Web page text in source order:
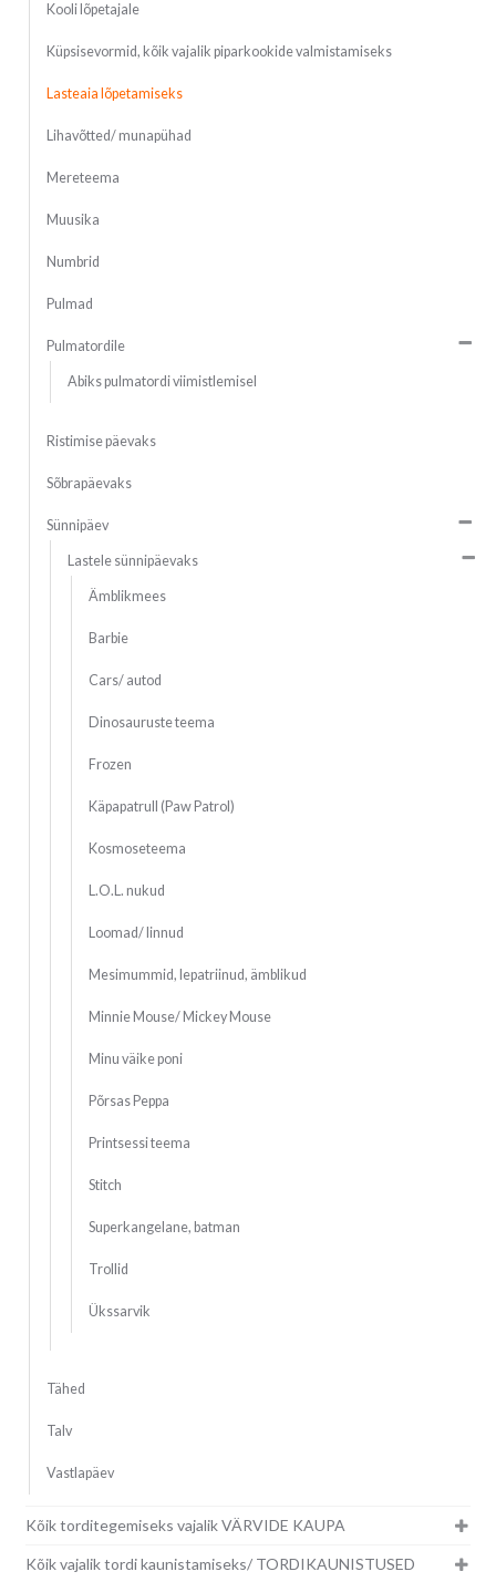
Kooli lõpetajale
Küpsisevormid, kõik vajalik piparkookide valmistamiseks
Lasteaia lõpetamiseks
Lihavõtted/ munapühad
Mereteema
Muusika
Numbrid
Pulmad
Pulmatordile
Abiks pulmatordi viimistlemisel
Ristimise päevaks
Sõbrapäevaks
Sünnipäev
Lastele sünnipäevaks
Ämblikmees
Barbie
Cars/ autod
Dinosauruste teema
Frozen
Käpapatrull (Paw Patrol)
Kosmoseteema
L.O.L. nukud
Loomad/ linnud
Mesimummid, lepatriinud, ämblikud
Minnie Mouse/ Mickey Mouse
Minu väike poni
Põrsas Peppa
Printsessi teema
Stitch
Superkangelane, batman
Trollid
Ükssarvik
Tähed
Talv
Vastlapäev
Kõik torditegemiseks vajalik VÄRVIDE KAUPA
Kõik vajalik tordi kaunistamiseks/ TORDIKAUNISTUSED